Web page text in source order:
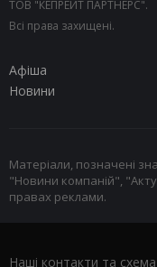
ТОВ "КЕПРЕЙТ ПАРТНЕРС".
Всі права захищені.
Афіша
Новини
Матеріали, позначені
"Новини компаній",
правах реклами.
Наші контакти та